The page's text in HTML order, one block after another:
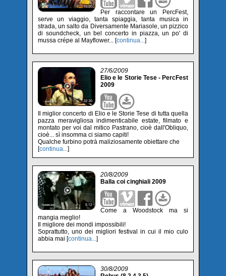
Per raccontare un PercFest,
serve un viaggio, tanta spiaggia, tanta musica in
strada, un salto da Diversamente Mariasole, un pizzico
di soundcheck, un bel concerto in piazza, un po' di
mussa crépe al Mayflower... [continua...]
27/6/2009
Elio e le Storie Tese - PercFest
2009
Il miglior concerto di Elio e le Storie Tese di tutta quella
pazza meravigliosa indimenticabile estate, filmato e
montato per voi dal mitico Pastrano, cioè dall'Obliquo,
cioè... sì insomma ci siamo capiti!
Qualche furbino potrà maliziosamente obiettare che
[continua...]
20/8/2009
Balla coi cinghiali 2009
Come a Woodstock ma si
mangia meglio!
Il migliore dei mondi impossibili!
Soprattutto, uno dei migliori festival in cui il mio culo
abbia mai [continua...]
30/8/2009